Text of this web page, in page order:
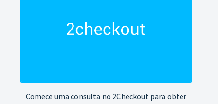
Comece uma consulta no 2Checkout para obter